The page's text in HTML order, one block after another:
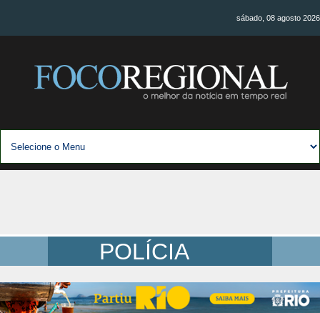
sábado, 08 agosto 2026
POLÍCIA